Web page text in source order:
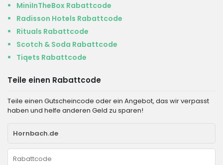
MiniInTheBox Rabattcode
Radisson Hotels Rabattcode
Rituals Rabattcode
Scotch & Soda Rabattcode
Tiqets Rabattcode
Teile einen Rabattcode
Teile einen Gutscheincode oder ein Angebot, das wir verpasst
haben und helfe anderen Geld zu sparen!